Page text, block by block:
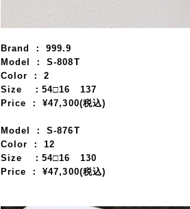
Brand ： 999.9
Model ： S-808T
Color ： 2
Size ：54□16 137
Price ： ¥47,300(税込)
Model ： S-876T
Color ： 12
Size ：54□16 130
Price ： ¥47,300(税込)